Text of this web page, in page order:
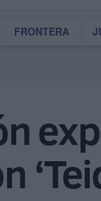
FRONTERA